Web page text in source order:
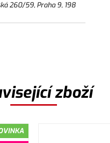
260/59, Praha 9, 198
zboží